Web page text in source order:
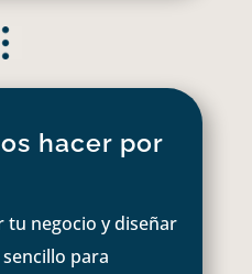
hacer por
tu negocio y diseñar
para